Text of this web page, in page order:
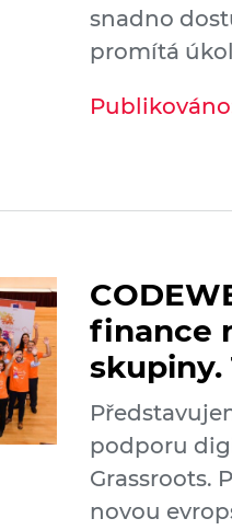
snadno
promítá
finance
skupiny.
podporu
Grassroots.
novou